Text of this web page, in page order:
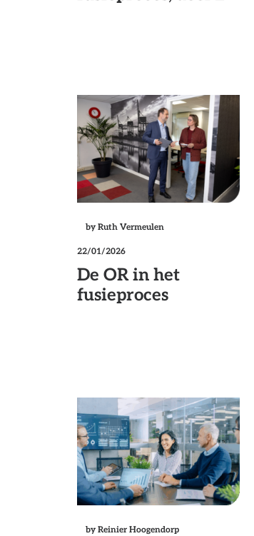
by Ruth Vermeulen
22/01/2026
De OR in het
fusieproces
by Reinier Hoogendorp